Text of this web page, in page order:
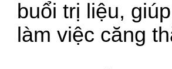
buổi trị liệu,
làm việc căng